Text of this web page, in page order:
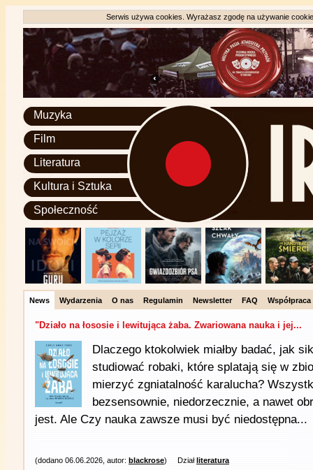
Serwis używa cookies. Wyrażasz zgodę na używanie
Muzyka
Film
Literatura
Kultura i Sztuka
Społeczność
News Wydarzenia O nas Regulamin Newsletter FAQ Współpraca
"Działo na łososie i lewitująca żaba. Zwariowana nauka i jej...
Dlaczego ktokolwiek miałby badać, jak
studiować robaki, które splatają się w
mierzyć zgniatalność karalucha?
bezsensownie, niedorzecznie, a nawet
jest. Ale Czy nauka zawsze musi być niedostępna...
(dodano 06.06.2026, autor: blackrose) Działliteratura